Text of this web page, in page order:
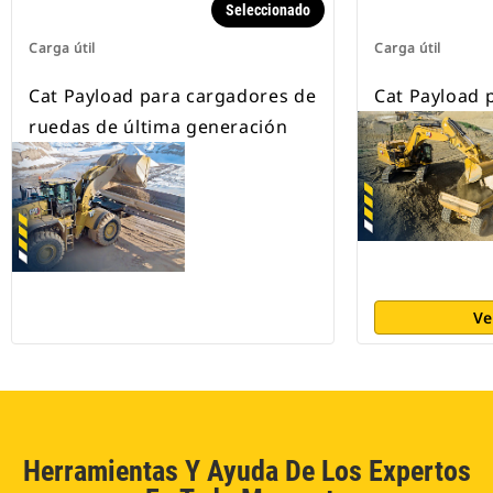
Carga útil
Seleccionado
Cat Payload para cargadores de
ruedas de última generación
Carga útil
Cat Payload
Herramientas Y Ayuda De Los Expertos